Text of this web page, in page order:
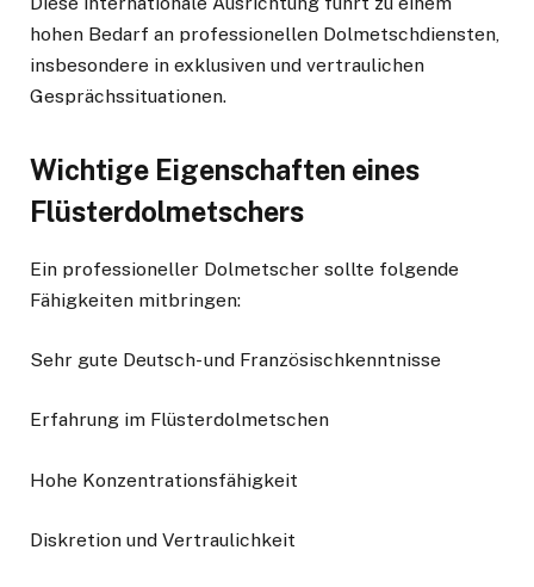
hohen Bedarf an professionellen Dolmetschdiensten,
insbesondere in exklusiven und vertraulichen
Gesprächssituationen.
Wichtige Eigenschaften eines
Flüsterdolmetschers
Ein professioneller Dolmetscher sollte folgende
Fähigkeiten mitbringen:
Sehr gute Deutsch- und Französischkenntnisse
Erfahrung im Flüsterdolmetschen
Hohe Konzentrationsfähigkeit
Diskretion und Vertraulichkeit